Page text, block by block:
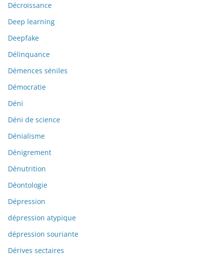
Décroissance
Deep learning
Deepfake
Délinquance
Démences séniles
Démocratie
Déni
Déni de science
Dénialisme
Dénigrement
Dénutrition
Déontologie
Dépression
dépression atypique
dépression souriante
Dérives sectaires